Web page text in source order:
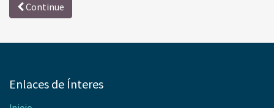
Continue
Enlaces de Ínteres